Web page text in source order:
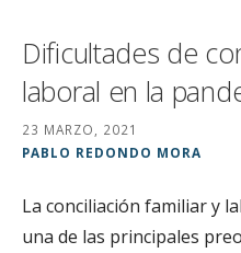
Dificultades de
laboral en la
23 MARZO, 2021
PABLO REDONDO MORA
La conciliación familiar y
una de las principales